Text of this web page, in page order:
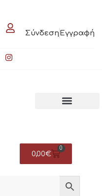
Σύνδεση Εγγραφή
0,00€
0